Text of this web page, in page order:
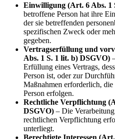
Einwilligung (Art. 6 Abs. 1
betroffene Person hat ihre
der sie betreffenden
spezifischen Zweck oder
gegeben.
Vertragserfüllung und
Abs. 1 S. 1 lit. b) DSGVO)
Erfüllung eines Vertrags,
Person ist, oder zur
Maßnahmen erforderlich,
Person erfolgen.
Rechtliche Verpflichtung
DSGVO) – Die
rechtlichen Verpflichtung
unterliegt.
Berechtigte Interessen